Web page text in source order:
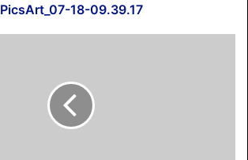
PicsArt_07-18-09.39.17